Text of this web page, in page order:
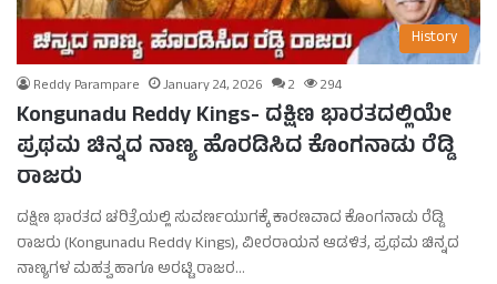
History
Reddy Parampare January 24, 2026 2 294
Kongunadu Reddy Kings- ದಕ್ಷಿಣ ಭಾರತದಲ್ಲಿಯೇ
ಪ್ರಥಮ ಚಿನ್ನದ ನಾಣ್ಯ ಹೊರಡಿಸಿದ ಕೊಂಗನಾಡು ರೆಡ್ಡಿ
ರಾಜರು
ದಕ್ಷಿಣ ಭಾರತದ ಚರಿತ್ರೆಯಲ್ಲಿ ಸುವರ್ಣಯುಗಕ್ಕೆ ಕಾರಣವಾದ ಕೊಂಗನಾಡು ರೆಡ್ಡಿ
ರಾಜರು (Kongunadu Reddy Kings), ವೀರರಾಯನ ಆಡಳಿತ, ಪ್ರಥಮ ಚಿನ್ನದ
ನಾಣ್ಯಗಳ ಮಹತ್ವ ಹಾಗೂ ಅರಟ್ಟಿ ರಾಜರ…